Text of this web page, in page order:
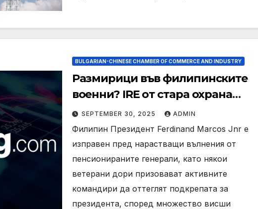
BULGARIAN-CHINESE CHAMBER OF COMMERCE AND INDUSTRY
Размирици във филипинските
военни? IRE от стара охрана
може да създаде проблеми с
Маркос
SEPTEMBER 30, 2025 ADMIN
Филипин Президент Ferdinand Marcos Jnr е
изправен пред нарастващи вълнения от
пенсионираните генерали, като някои
ветерани дори призовават активните
командири да оттеглят подкрепата за
президента, според множество висши